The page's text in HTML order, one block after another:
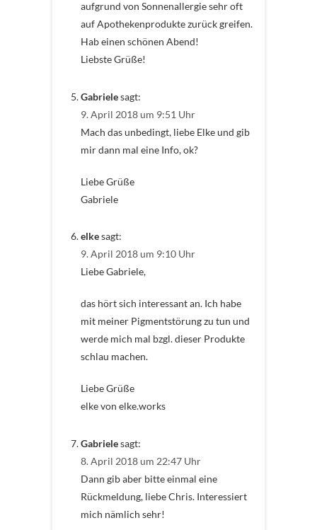
aufgrund von Sonnenallergie sehr oft
auf Apothekenprodukte zurück greifen.
Hab einen schönen Abend!
Liebste Grüße!
Gabrielesagt:
9. April 2018 um 9:51 Uhr
Mach das unbedingt, liebe Elke und gib
mir dann mal eine Info, ok?
Liebe Grüße
Gabriele
elkesagt:
9. April 2018 um 9:10 Uhr
Liebe Gabriele,
das hört sich interessant an. Ich habe
mit meiner Pigmentstörung zu tun und
werde mich mal bzgl. dieser Produkte
schlau machen.
Liebe Grüße
elke von elke.works
Gabrielesagt:
8. April 2018 um 22:47 Uhr
Dann gib aber bitte einmal eine
Rückmeldung, liebe Chris. Interessiert
mich nämlich sehr!